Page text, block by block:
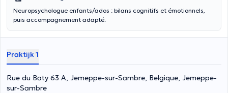
Neuropsychologue enfants/ados : bilans cognitifs et émotionnels,
puis accompagnement adapté.
Praktijk 1
Rue du Baty 63 A, Jemeppe-sur-Sambre, Belgique, Jemeppe-
sur-Sambre